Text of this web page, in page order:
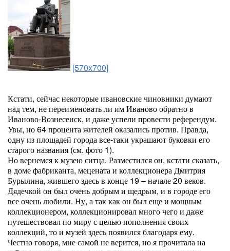
[570x700]
Кстати, сейчас некоторые ивановские чиновники думают
над тем, не переименовать ли им Иваново обратно в
Иваново-Вознесенск, и даже успели провести референдум.
Увы, но 64 процента жителей оказались против. Правда,
одну из площадей города все-таки украшают буковки его
старого названия (см. фото 1).
Но вернемся к музею ситца. Разместился он, кстати сказать,
в доме фабриканта, мецената и коллекционера Дмитрия
Бурылина, жившего здесь в конце 19 – начале 20 веков.
Дядечкой он был очень добрым и щедрым, и в городе его
все очень любили. Ну, а так как он был еще и мощным
коллекционером, коллекционировал много чего и даже
путешествовал по миру с целью пополнения своих
коллекций, то и музей здесь появился благодаря ему.
Честно говоря, мне самой не верится, но я прочитала на